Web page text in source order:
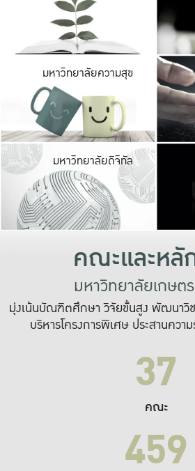
มหาวิทยาลัยความสุข
มหาวิทยาลัยดิจิทัล
คณะและหลั
มหาวิทยาลัยเกษต
มุ่งเน้นบัณฑิตศึกษา วิจัยขั้นสูง พัฒนาวิช
บริหารโครงการพิเศษ ประสานควา
37
คณะ
459